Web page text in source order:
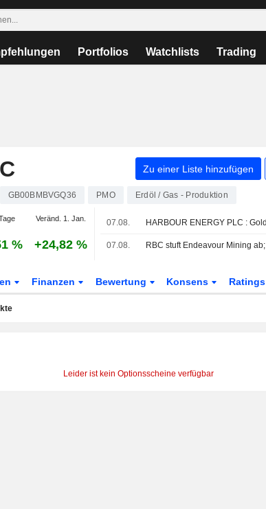
Portfolios Watchlists Trading
Zu einer Liste hinzufügen
GB00BMBVGQ36 PMO Erdöl / Gas - Produktion
Veränd. 1. Jan.
% +24,82 %
07.08.
07.08.
Finanzen Bewertung Konsens Ratings
Leider ist kein Optionsscheine verfügbar